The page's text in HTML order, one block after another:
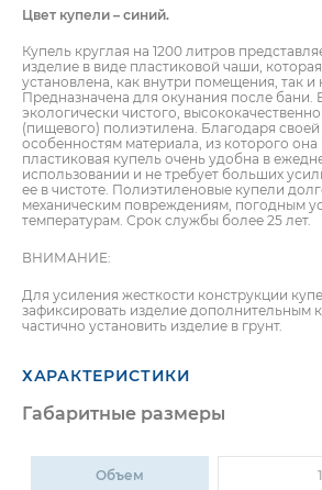
Цвет купели – синий.
Купель круглая на 1200 литров
изделие в виде пластиковой чаши,
установлена, как внутри помещения, так и
Предназначена для окунания после бани.
экологически чистого,
(пищевого) полиэтилена. Благодаря
особенностям материала, из которого она
пластиковая купель очень удобна в
использовании и не требует больших
ее в чистоте. Полиэтиленовые купели
механическим повреждениям, погодным
температурам. Срок службы более 25 лет.
ВНИМАНИЕ:
Для усиления жесткости конструкции
зафиксировать изделие дополнительным
частично установить изделие в грунт.
ХАРАКТЕРИСТИКИ
Габаритные размеры
Объем
УВАЖАЕМЫЙ
Для оформления заказа
«Евроталер» (info@e-
info@eurotaler.by),
Вашей организации, указав
осуществляется на
САМОВЫВОЗА
со
ПОЛУЧИТЬ
ПОЛУЧИТЬ